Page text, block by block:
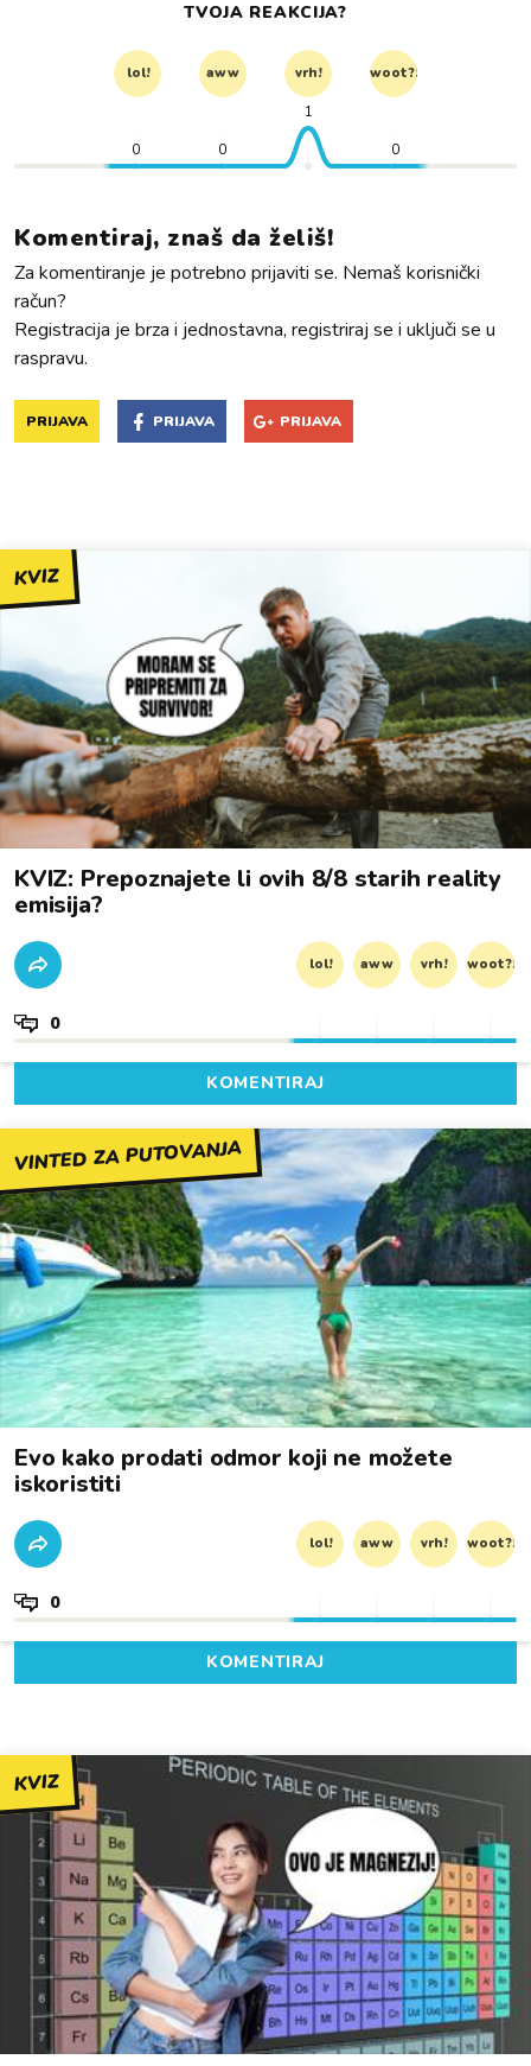
TVOJA REAKCIJA?
lol! aww vrh! woot?!
0 0
1
0
Komentiraj, znaš da želiš!
Za komentiranje je potrebno prijaviti se. Nemaš korisnički
račun?
Registracija je brza i jednostavna, registriraj se i uključi se u
raspravu.
PRIJAVA PRIJAVA PRIJAVA
KVIZ
KVIZ: Prepoznajete li ovih 8/8 starih reality
emisija?
lol! aww vrh! woot?!
0
KOMENTIRAJ
VINTED ZA PUTOVANJA
Evo kako prodati odmor koji ne možete
iskoristiti
lol! aww vrh! woot?!
0
KOMENTIRAJ
KVIZ